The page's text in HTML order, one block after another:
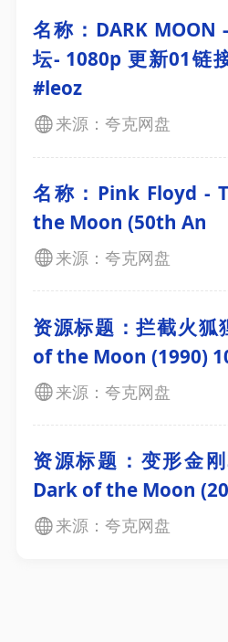
名称：DARK
坛- 1080p 更新01链
#leoz
来源：夸克网盘
名称：Pink Floyd -
the Moon (50th An
来源：夸克网盘
资源标题：拦截火狐
of the Moon (1990)
来源：夸克网盘
资源标题：变形金
Dark of the Moon
来源：夸克网盘